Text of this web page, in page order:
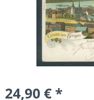
24,90 € *